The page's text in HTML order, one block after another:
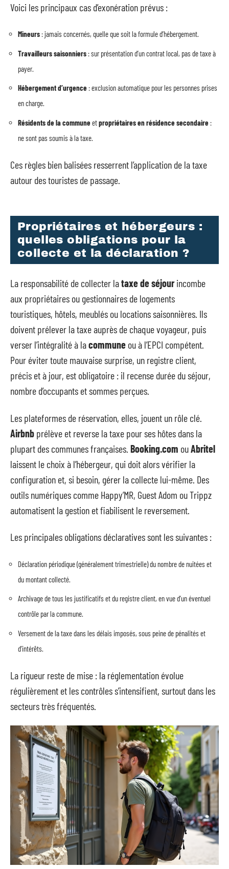
Voici les principaux cas d’exonération prévus :
Mineurs : jamais concernés, quelle que soit la formule d’hébergement.
Travailleurs saisonniers : sur présentation d’un contrat local, pas de taxe à
payer.
Hébergement d’urgence : exclusion automatique pour les personnes prises
en charge.
Résidents de la communeetpropriétaires en résidence secondaire :
ne sont pas soumis à la taxe.
Ces règles bien balisées resserrent l’application de la taxe
autour des touristes de passage.
Propriétaires et hébergeurs :
quelles obligations pour la
collecte et la déclaration ?
La responsabilité de collecter lataxe de séjourincombe
aux propriétaires ou gestionnaires de logements
touristiques, hôtels, meublés ou locations saisonnières. Ils
doivent prélever la taxe auprès de chaque voyageur, puis
verser l’intégralité à lacommune ou à l’EPCI compétent.
Pour éviter toute mauvaise surprise, un registre client,
précis et à jour, est obligatoire : il recense durée du séjour,
nombre d’occupants et sommes perçues.
Les plateformes de réservation, elles, jouent un rôle clé.
Airbnb prélève et reverse la taxe pour ses hôtes dans la
plupart des communes françaises. Booking.com ouAbritel
laissent le choix à l’hébergeur, qui doit alors vérifier la
configuration et, si besoin, gérer la collecte lui-même. Des
outils numériques comme Happy’MR, Guest Adom ou Trippz
automatisent la gestion et fiabilisent le reversement.
Les principales obligations déclaratives sont les suivantes :
Déclaration périodique (généralement trimestrielle) du nombre de nuitées et
du montant collecté.
Archivage de tous les justificatifs et du registre client, en vue d’un éventuel
contrôle par la commune.
Versement de la taxe dans les délais imposés, sous peine de pénalités et
d’intérêts.
La rigueur reste de mise : la réglementation évolue
régulièrement et les contrôles s’intensifient, surtout dans les
secteurs très fréquentés.